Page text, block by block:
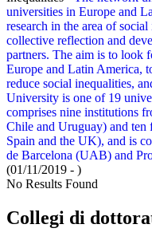
universities in Europe and
research in the area of
collective reflection and
partners. The aim is to look
Europe and Latin America,
reduce social inequalities,
University is one of 19
comprises nine institutions
Chile and Uruguay) and ten
Spain and the UK), and is
de Barcelona (UAB) and
(01/11/2019 - )
No Results Found
Collegi di